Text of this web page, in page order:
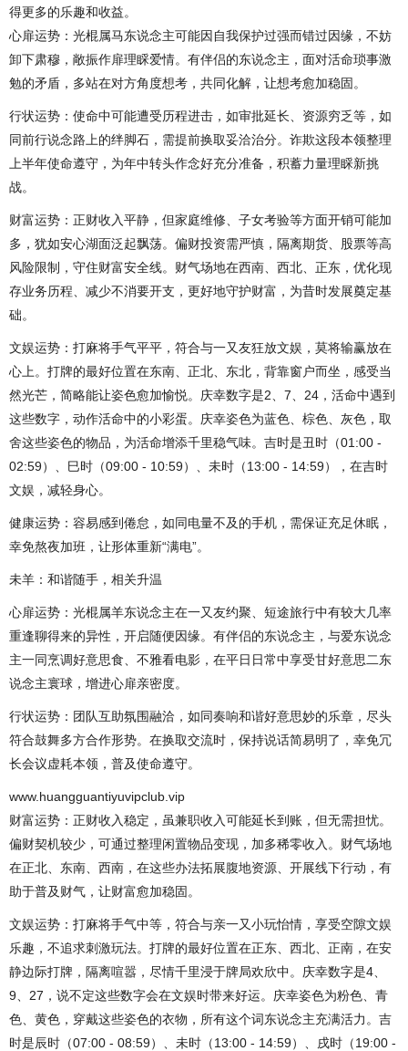
得更多的乐趣和收益。
心扉运势：光棍属马东说念主可能因自我保护过强而错过因缘，不妨
卸下肃穆，敞振作扉理睬爱情。有伴侣的东说念主，面对活命琐事激
勉的矛盾，多站在对方角度想考，共同化解，让想考愈加稳固。
行状运势：使命中可能遭受历程进击，如审批延长、资源穷乏等，如
同前行说念路上的绊脚石，需提前换取妥洽治分。诈欺这段本领整理
上半年使命遵守，为年中转头作念好充分准备，积蓄力量理睬新挑
战。
财富运势：正财收入平静，但家庭维修、子女考验等方面开销可能加
多，犹如安心湖面泛起飘荡。偏财投资需严慎，隔离期货、股票等高
风险限制，守住财富安全线。财气场地在西南、西北、正东，优化现
存业务历程、减少不消要开支，更好地守护财富，为昔时发展奠定基
础。
文娱运势：打麻将手气平平，符合与一又友狂放文娱，莫将输赢放在
心上。打牌的最好位置在东南、正北、东北，背靠窗户而坐，感受当
然光芒，简略能让姿色愈加愉悦。庆幸数字是2、7、24，活命中遇到
这些数字，动作活命中的小彩蛋。庆幸姿色为蓝色、棕色、灰色，取
舍这些姿色的物品，为活命增添千里稳气味。吉时是丑时（01:00 -
02:59）、巳时（09:00 - 10:59）、未时（13:00 - 14:59），在吉时
文娱，减轻身心。
健康运势：容易感到倦怠，如同电量不及的手机，需保证充足休眠，
幸免熬夜加班，让形体重新“满电”。
未羊：和谐随手，相关升温
心扉运势：光棍属羊东说念主在一又友约聚、短途旅行中有较大几率
重逢聊得来的异性，开启随便因缘。有伴侣的东说念主，与爱东说念
主一同烹调好意思食、不雅看电影，在平日日常中享受甘好意思二东
说念主寰球，增进心扉亲密度。
行状运势：团队互助氛围融洽，如同奏响和谐好意思妙的乐章，尽头
符合鼓舞多方合作形势。在换取交流时，保持说话简易明了，幸免冗
长会议虚耗本领，普及使命遵守。
www.huangguantiyuvipclub.vip
财富运势：正财收入稳定，虽兼职收入可能延长到账，但无需担忧。
偏财契机较少，可通过整理闲置物品变现，加多稀零收入。财气场地
在正北、东南、西南，在这些办法拓展腹地资源、开展线下行动，有
助于普及财气，让财富愈加稳固。
文娱运势：打麻将手气中等，符合与亲一又小玩怡情，享受空隙文娱
乐趣，不追求刺激玩法。打牌的最好位置在正东、西北、正南，在安
静边际打牌，隔离喧嚣，尽情千里浸于牌局欢欣中。庆幸数字是4、
9、27，说不定这些数字会在文娱时带来好运。庆幸姿色为粉色、青
色、黄色，穿戴这些姿色的衣物，所有这个词东说念主充满活力。吉
时是辰时（07:00 - 08:59）、未时（13:00 - 14:59）、戌时（19:00 -